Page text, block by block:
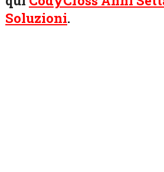
Soluzioni.